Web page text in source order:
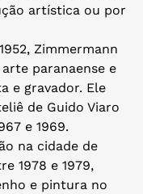
artística ou por
Zimmermann
paranaense e
e gravador. Ele
de Guido Viaro
e 1969.
na cidade de
1978 e 1979,
e pintura no